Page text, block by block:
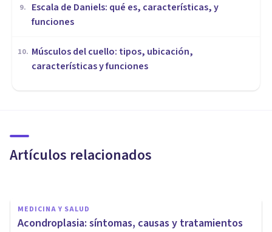
9.
Escala de Daniels: qué es, características, y
funciones
10. Músculos del cuello: tipos, ubicación,
características y funciones
Artículos relacionados
Adinamia: características y
movimiento
MEDICINA Y SALUD
Acondroplasia: síntomas, causas y tratamientos